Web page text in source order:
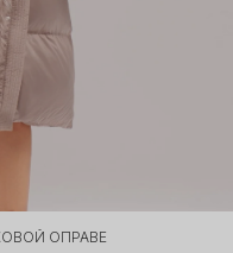
ОПРАВЕ